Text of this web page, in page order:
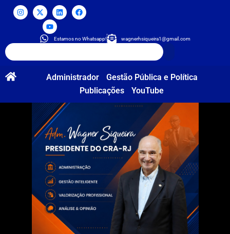
Estamos no Whatsapp! wagnerhsiqueira1@gmail.com
Administrador
Gestão Pública e Política
Publicações
YouTube